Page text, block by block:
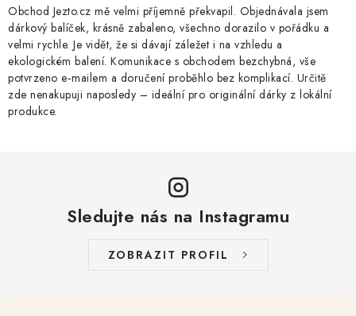
Obchod Jezto.cz mě velmi příjemně překvapil. Objednávala jsem
dárkový balíček, krásně zabaleno, všechno dorazilo v pořádku a
velmi rychle. Je vidět, že si dávají záležet i na vzhledu a
ekologickém balení. Komunikace s obchodem bezchybná, vše
potvrzeno e‑mailem a doručení proběhlo bez komplikací. Určitě
zde nenakupuji naposledy – ideální pro originální dárky z lokální
produkce.
Sledujte nás na Instagramu
ZOBRAZIT PROFIL